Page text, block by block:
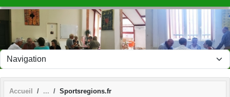
Accueil Sportsregions.fr